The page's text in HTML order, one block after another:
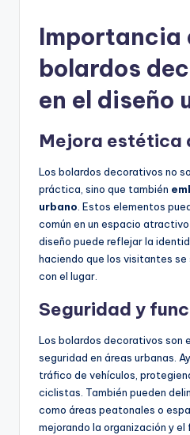
Importancia
bolardos
en el diseño
Mejora estética
Los bolardos decorativos no
práctica, sino que también
urbano . Estos elementos
común en un espacio
diseño puede reflejar la
haciendo que los visitantes
con el lugar.
Seguridad y
Los bolardos decorativos son
seguridad en áreas urbanas.
tráfico de vehículos,
ciclistas. También pueden
como áreas peatonales o
mejorando la organización y